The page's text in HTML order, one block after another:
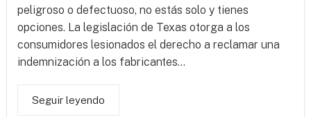
peligroso o defectuoso, no estás solo y tienes
opciones. La legislación de Texas otorga a los
consumidores lesionados el derecho a reclamar una
indemnización a los fabricantes...
Seguir leyendo